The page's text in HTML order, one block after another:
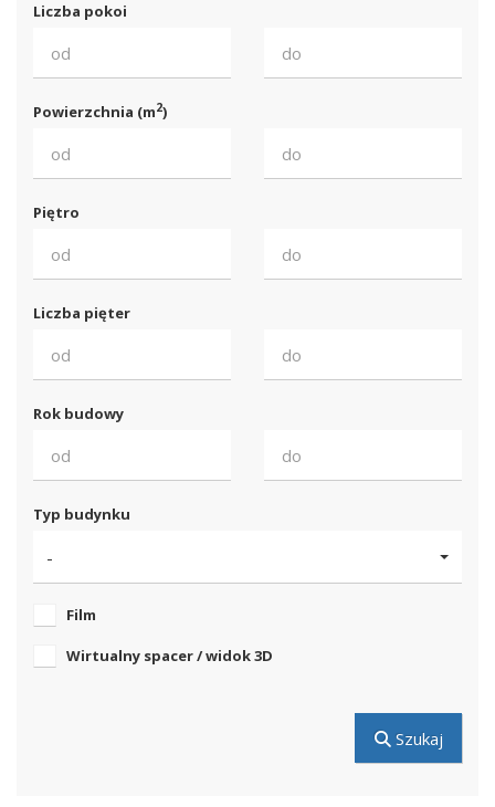
Liczba pokoi
Powierzchnia (m2)
Piętro
Liczba pięter
Rok budowy
Typ budynku
-
Film
Wirtualny spacer / widok 3D
Szukaj